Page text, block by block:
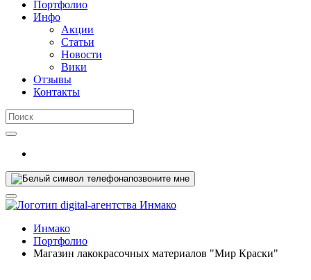
Портфолио
Инфо
Акции
Статьи
Новости
Вики
Отзывы
Контакты
позвоните мне
Инмако
Портфолио
Магазин лакокрасочных материалов "Мир Краски"